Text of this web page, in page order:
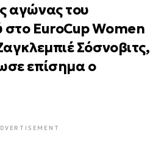
αγώνας του
EuroCup Women
Σόσνοβιτς,
επίσημα ο